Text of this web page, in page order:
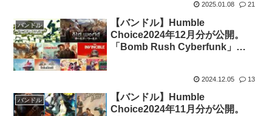
2025.01.08 21
バンドル
【バンドル】Humble
Choice2024年12月分が公開。
「Bomb Rush Cyberfunk」
2024.12.05 13
バンドル
【バンドル】Humble
Choice2024年11月分が公開。